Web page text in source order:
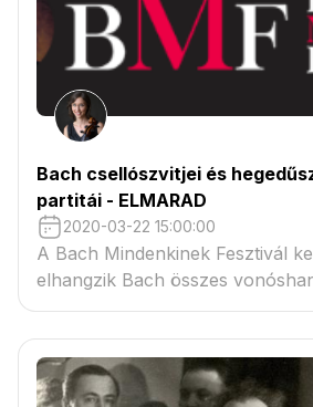
Bach csellószvitjei és
partitái - ELMARAD
2020-03-22 15:00:00
A Bach Mindenkinek Fesztivál
elhangzik Bach összes
komponált szólóműve. Az eseményt a Bartók
Rádió rögzíti.